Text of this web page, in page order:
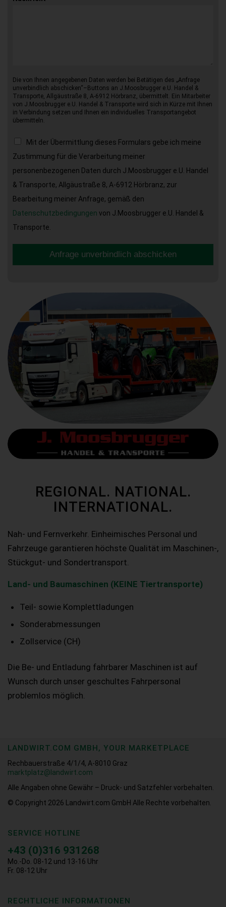
Die von Ihnen angegebenen Daten werden bei Betätigen des „Anfrage
unverbindlich abschicken“–Buttons an J.Moosbrugger e.U. Handel &
Transporte, Allgäustraße 8, A-6912 Hörbranz, übermittelt. Ein Mitarbeiter
von J.Moosbrugger e.U. Handel & Transporte wird sich in Kürze mit Ihnen
in Verbindung setzen und Ihnen ein individuelles Transportangebot
übermitteln.
Mit der Übermittlung dieses Formulars gebe ich meine
Zustimmung für die Verarbeitung meiner
personenbezogenen Daten durch J.Moosbrugger e.U. Handel
& Transporte, Allgäustraße 8, A-6912 Hörbranz, zur
Bearbeitung meiner Anfrage, gemäß den
Datenschutzbedingungen von J.Moosbrugger e.U. Handel &
Transporte.
Anfrage unverbindlich abschicken
REGIONAL. NATIONAL.
INTERNATIONAL.
Nah- und Fernverkehr. Einheimisches Personal und
Fahrzeuge garantieren höchste Qualität im Maschinen-,
Stückgut- und Sondertransport.
Land- und Baumaschinen (KEINE Tiertransporte)
Teil- sowie Komplettladungen
Sonderabmessungen
Zollservice (CH)
Die Be- und Entladung fahrbarer Maschinen ist auf
Wunsch durch unser geschultes Fahrpersonal
problemlos möglich.
LANDWIRT.COM GMBH, YOUR MARKETPLACE
Rechbauerstraße 4/1/4, A-8010 Graz
marktplatz@landwirt.com
Alle Angaben ohne Gewähr – Druck- und Satzfehler vorbehalten.
© Copyright 2026
Landwirt.com GmbH Alle Rechte vorbehalten.
SERVICE HOTLINE
+43 (0)316 931268
Mo.-Do. 08-12 und 13-16 Uhr
Fr. 08-12 Uhr
RECHTLICHE INFORMATIONEN